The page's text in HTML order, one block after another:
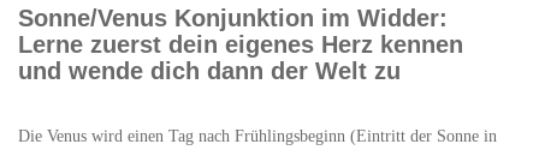
Sonne/Venus Konjunktion im Widder:
Lerne zuerst dein eigenes Herz kennen
und wende dich dann der Welt zu
Die Venus wird einen Tag nach Frühlingsbeginn (Eintritt der Sonne in